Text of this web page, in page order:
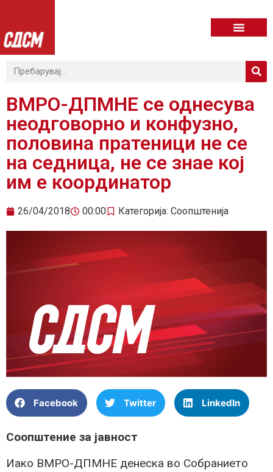
ВМРО-ДПМНЕ се однесува
неодговорно и конфузно,
половина пратеници не се
на седница, не се знае кој
им е координатор
26/04/2018 00:00 Категорија: Соопштенија
Facebook Twitter LinkedIn
Соопштение за јавност
Иако ВМРО-ДПМНЕ денеска во Собранието